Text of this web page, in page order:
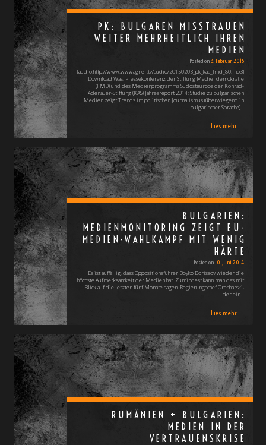
PK: BULGAREN MISSTRAUEN
WEITER MEHRHEITLICH IHREN
MEDIEN
Posted on3. Februar 2015
[audio:http://www.wwwagner.tv/audio/20150203_pk_kas_fmd_80.mp3]
Download Was: Pressekonferenz der Stiftung Mediendemokratie
(FMD) und des Medienprogramms Südosteuropa der Konrad-
Adenauer-Stiftung (KAS) Jahresreport 2014: Studie zu bulgarischen
Medien zeigt Trends im politischen Journalismus (überwiegend in
bulgarischer Sprache)…
Lies mehr ...
BULGARIEN:
MEDIENMONITORING ZEIGT EU-
MEDIEN-WAHLKAMPF MIT WENIG
HÄRTE
Posted on 10. Juni 2014
Es ist auffällig, dass Oppositionsführer Boyko Borissov wieder die
höchste Aufmerksamkeit der Medien hat. Zumindest kann man das mit
Blick auf die letzten fünf Monate sagen. Regierungschef Oresharski,
der ein…
Lies mehr ...
RUMÄNIEN + BULGARIEN:
MEDIEN IN DER
VERTRAUENSKRISE